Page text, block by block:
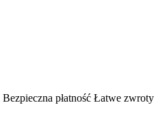
Bezpieczna płatność Łatwe zwroty